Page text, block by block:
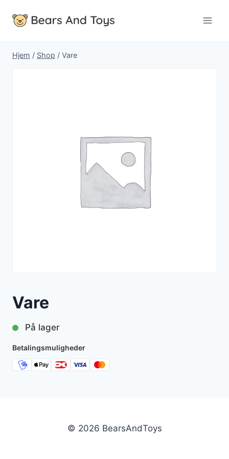
Hjem / Shop / Vare
Vare
På lager
Betalingsmuligheder
© 2026 BearsAndToys